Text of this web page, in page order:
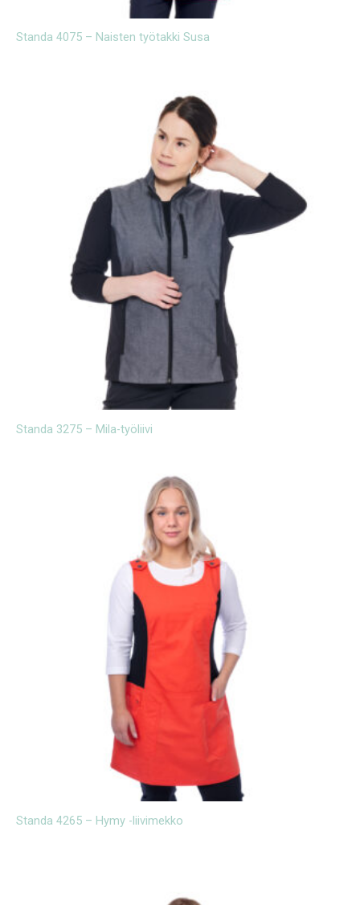
Standa 4075 – Naisten työtakki Susa
Standa 3275 – Mila-työliivi
Standa 4265 – Hymy -liivimekko